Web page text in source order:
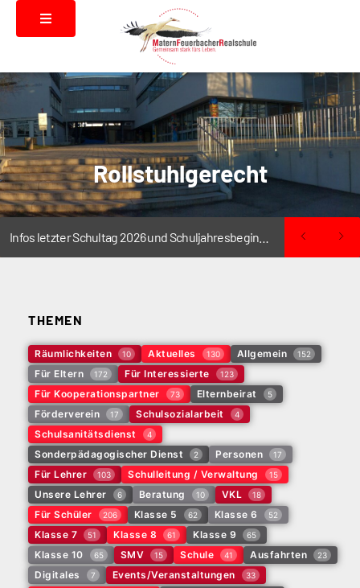
Rollstuhlgerecht
THEMEN
Räumlichkeiten 10 Aktuelles 130 Allgemein 152
Für Eltern 172 Für Interessierte 123
Für Kooperationspartner 73 Elternbeirat 5
Förderverein 17 Schulsozialarbeit 4
Schulsanitätsdienst 4
Sonderpädagogischer Dienst 2 Personen 17
Für Lehrer 103 Schulleitung / Verwaltung 15
Unsere Lehrer 6 Beratung 10 VKL 18
Für Schüler 206 Klasse 5 62 Klasse 6 52
Klasse 7 51 Klasse 8 61 Klasse 9 65
Klasse 10 65 SMV 15 Schule 41 Ausfahrten 23
Digitales 7 Events/Veranstaltungen 33